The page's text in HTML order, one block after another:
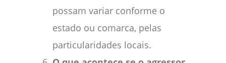
possam variar conforme o
estado ou comarca, pelas
particularidades locais.